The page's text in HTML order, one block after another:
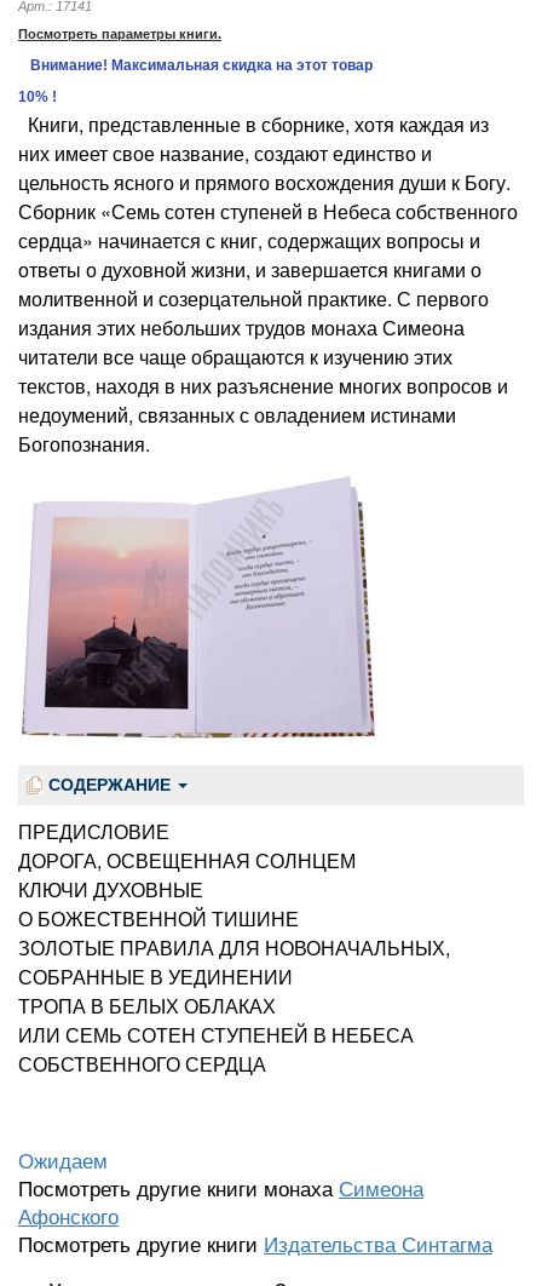
Арт.: 17141
Посмотреть параметры книги.
Внимание! Максимальная скидка на этот товар
10% !
Книги, представленные в сборнике, хотя каждая из
них имеет свое название, создают единство и
цельность ясного и прямого восхождения души к Богу.
Сборник «Семь сотен ступеней в Небеса собственного
сердца» начинается с книг, содержащих вопросы и
ответы о духовной жизни, и завершается книгами о
молитвенной и созерцательной практике. С первого
издания этих небольших трудов монаха Симеона
читатели все чаще обращаются к изучению этих
текстов, находя в них разъяснение многих вопросов и
недоумений, связанных с овладением истинами
Богопознания.
СОДЕРЖАНИЕ
ПРЕДИСЛОВИЕ
ДОРОГА, ОСВЕЩЕННАЯ СОЛНЦЕМ
КЛЮЧИ ДУХОВНЫЕ
О БОЖЕСТВЕННОЙ ТИШИНЕ
ЗОЛОТЫЕ ПРАВИЛА ДЛЯ НОВОНАЧАЛЬНЫХ,
СОБРАННЫЕ В УЕДИНЕНИИ
ТРОПА В БЕЛЫХ ОБЛАКАХ
ИЛИ СЕМЬ СОТЕН СТУПЕНЕЙ В НЕБЕСА
СОБСТВЕННОГО СЕРДЦА
Ожидаем
Посмотреть другие книги монаха Симеона
Афонского
Посмотреть другие книги Издательства Синтагма